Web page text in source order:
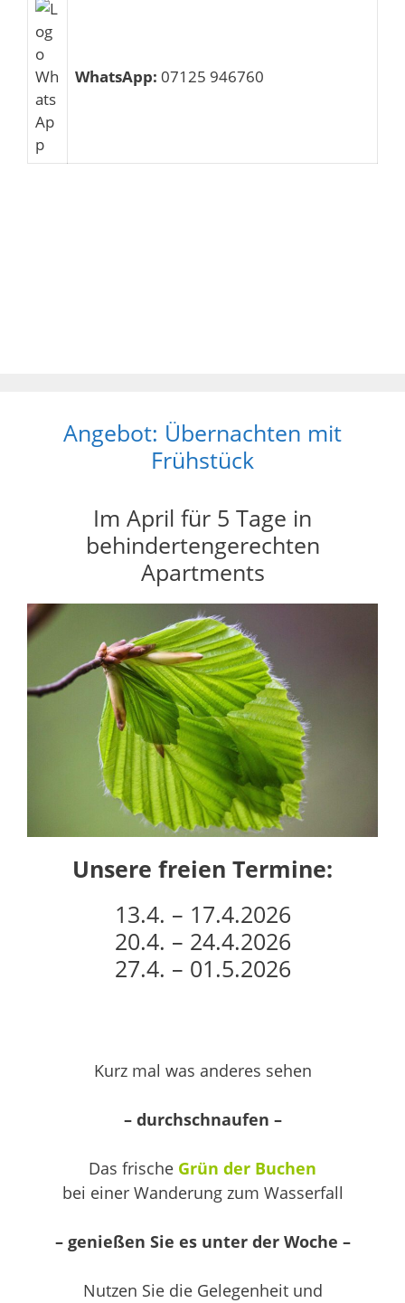
WhatsApp: 07125 946760
Angebot: Übernachten mit
Frühstück
Im April für 5 Tage in
behindertengerechten
Apartments
Unsere freien Termine:
13.4. – 17.4.2026
20.4. – 24.4.2026
27.4. – 01.5.2026
Kurz mal was anderes sehen
– durchschnaufen –
Das frische Grün der Buchen
bei einer Wanderung zum Wasserfall
– genießen Sie es unter der Woche –
Nutzen Sie die Gelegenheit und